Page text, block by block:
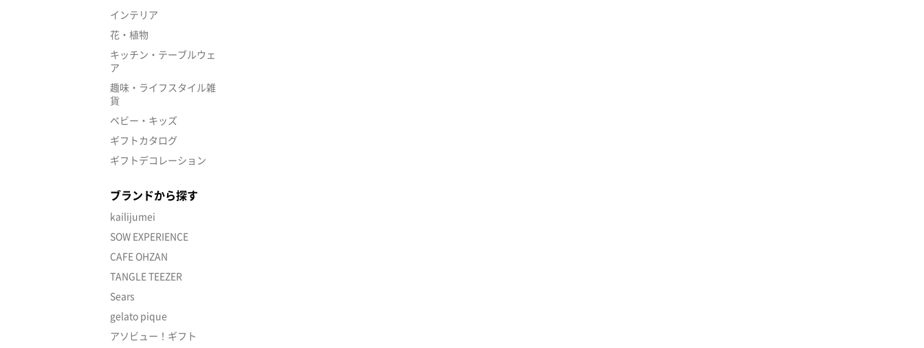
インテリア
花・植物
キッチン・テーブルウェ
ア
趣味・ライフスタイル雑
貨
ベビー・キッズ
ギフトカタログ
ギフトデコレーション
ブランドから探す
kailijumei
SOW EXPERIENCE
CAFE OHZAN
TANGLE TEEZER
Sears
gelato pique
アソビュー！ギフト